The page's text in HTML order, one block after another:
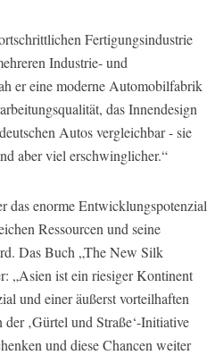
Fertigungsindustrie
Industrie- und
er eine moderne Automobilfabrik
das Innendesign
Autos vergleichbar - sie
aber viel erschwinglicher.“
das enorme Entwicklungspotenzial
Ressourcen und seine
Das Buch „The New Silk
„Asien ist ein riesiger Kontinent
und einer äußerst vorteilhaften
‚Gürtel und Straße‘-Initiative
und diese Chancen weiter